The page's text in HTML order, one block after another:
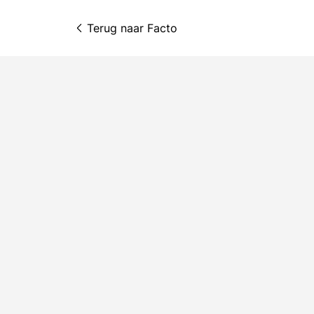
Terug naar Facto